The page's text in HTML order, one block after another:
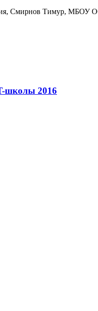
Смирнов Тимур, МБОУ
школы 2016